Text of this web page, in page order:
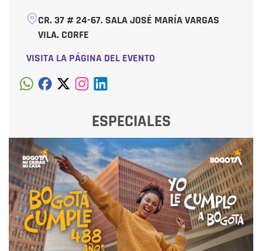
CR. 37 # 24-67. SALA JOSÉ MARÍA VARGAS
VILA. CORFE
VISITA LA PÁGINA DEL EVENTO
ESPECIALES